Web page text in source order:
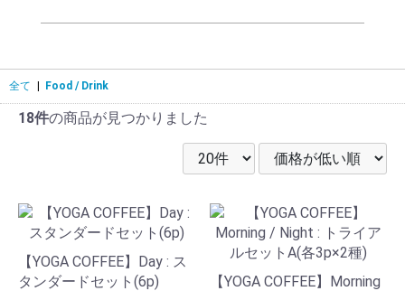
全て Food / Drink
18件の商品が見つかりました
【YOGA COFFEE】Day : ス
タンダードセット(6p)
【YOGA COFFEE】Morning